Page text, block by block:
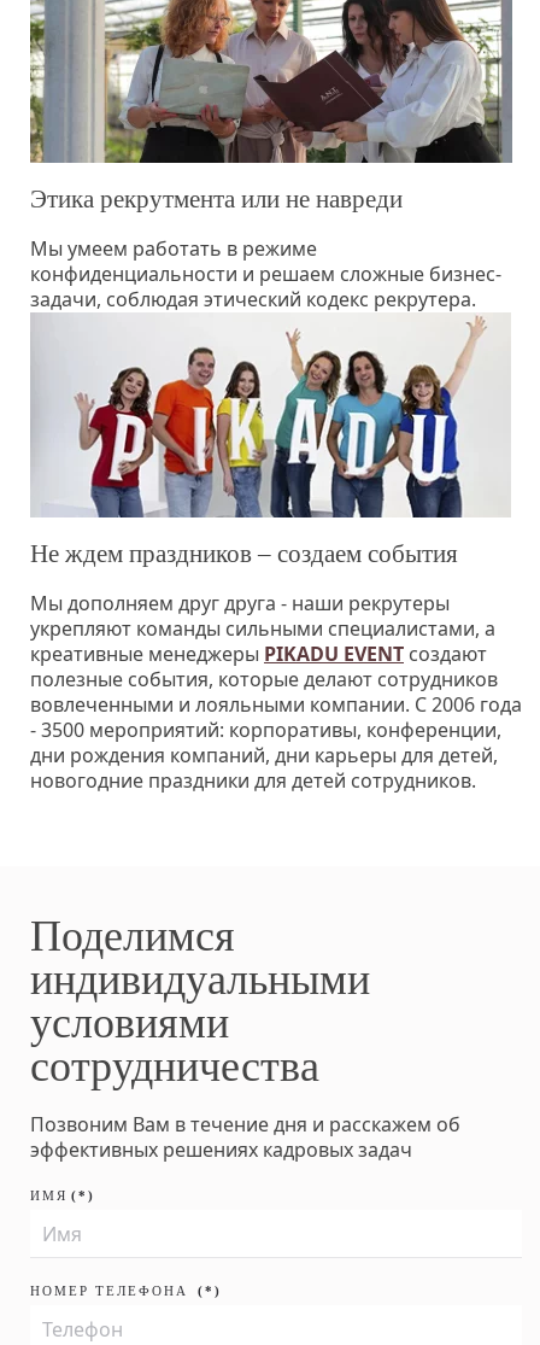
Этика рекрутмента или не навреди
Мы умеем работать в режиме
конфиденциальности и решаем сложные бизнес-
задачи, соблюдая этический кодекс рекрутера.
Не ждем праздников – создаем события
Мы дополняем друг друга - наши рекрутеры
укрепляют команды сильными специалистами, а
креативные менеджеры PIKADU EVENT создают
полезные события, которые делают сотрудников
вовлеченными и лояльными компании. C 2006 года
- 3500 мероприятий: корпоративы, конференции,
дни рождения компаний, дни карьеры для детей,
новогодние праздники для детей сотрудников.
Поделимся
индивидуальными
условиями
сотрудничества
Позвоним Вам в течение дня и расскажем об
эффективных решениях кадровых задач
ИМЯ (*)
НОМЕР ТЕЛЕФОНА (*)